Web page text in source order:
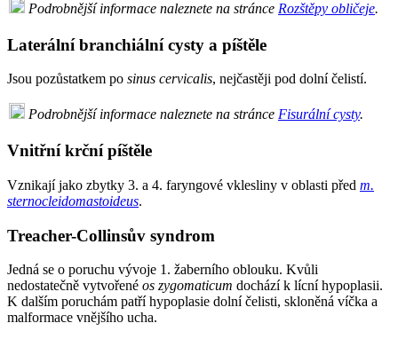
Podrobnější informace naleznete na stránce Rozštěpy obličeje.
Laterální branchiální cysty a píštěle
Jsou pozůstatkem po sinus cervicalis, nejčastěji pod dolní čelistí.
Podrobnější informace naleznete na stránce Fisurální cysty.
Vnitřní krční píštěle
Vznikají jako zbytky 3. a 4. faryngové vklesliny v oblasti před m.
sternocleidomastoideus.
Treacher-Collinsův syndrom
Jedná se o poruchu vývoje 1. žaberního oblouku. Kvůli
nedostatečně vytvořené os zygomaticum dochází k lícní hypoplasii.
K dalším poruchám patří hypoplasie dolní čelisti, skloněná víčka a
malformace vnějšího ucha.